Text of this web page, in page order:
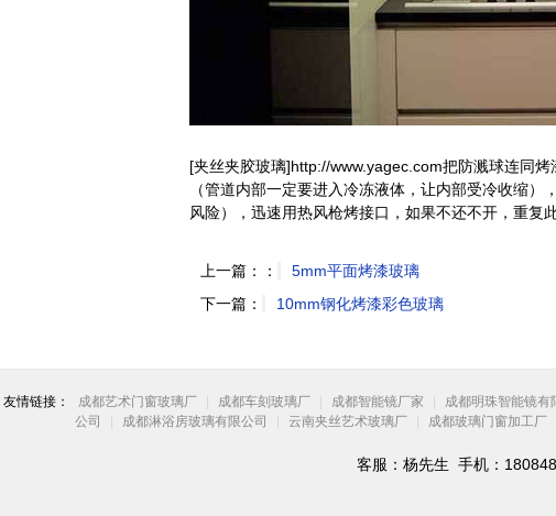
[夹丝夹胶玻璃]http://www.yagec.com把防溅球连同
（管道内部一定要进入冷冻液体，让内部受冷收缩
风险），迅速用热风枪烤接口，如果不还不开，重复
上一篇：：
5mm平面烤漆玻璃
下一篇：
10mm钢化烤漆彩色玻璃
友情链接： 成都艺术门窗玻璃厂 | 成都车刻玻璃厂 | 成都智能镜厂家 | 成都明珠智能镜有
公司
| 成都淋浴房玻璃有限公司 | 云南夹丝艺术玻璃厂 | 成都玻璃门窗加工厂
客服：杨先生 手机：